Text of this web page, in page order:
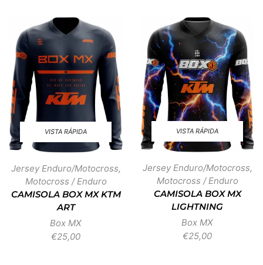
VISTA RÁPIDA
Jersey Enduro/Motocross,
Motocross / Enduro
CAMISOLA BOX MX KTM
ART
Box MX
€25,00
VISTA RÁPIDA
Jersey Enduro/Motocross,
Motocross / Enduro
CAMISOLA BOX MX
LIGHTNING
Box MX
€25,00